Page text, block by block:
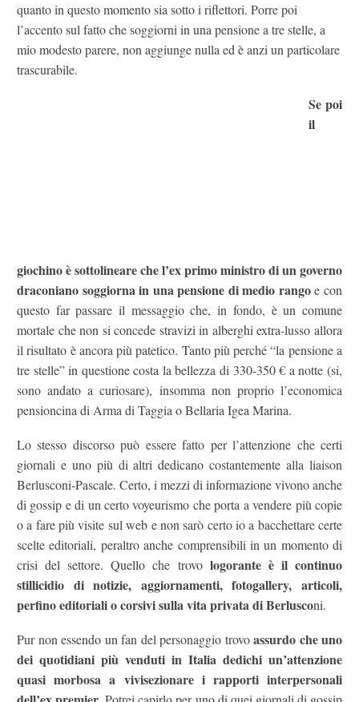
quanto in questo momento sia sotto i riflettori. Porre poi
l’accento sul fatto che soggiorni in una pensione a tre stelle, a
mio modesto parere, non aggiunge nulla ed è anzi un particolare
trascurabile.
Se poi
il
giochino è sottolineare che l’ex primo ministro di un governo
draconiano soggiorna in una pensione di medio rangoe con
questo far passare il messaggio che, in fondo, è un comune
mortale che non si concede stravizi in alberghi extra-lusso allora
il risultato è ancora più patetico. Tanto più perché “la pensione a
tre stelle” in questione costa la bellezza di 330-350 € a notte (si,
sono andato a curiosare), insomma non proprio l’economica
pensioncina di Arma di Taggia o Bellaria Igea Marina.
Lo stesso discorso può essere fatto per l’attenzione che certi
giornali e uno più di altri dedicano costantemente alla liaison
Berlusconi-Pascale. Certo, i mezzi di informazione vivono anche
di gossip e di un certo voyeurismo che porta a vendere più copie
o a fare più visite sul web e non sarò certo io a bacchettare certe
scelte editoriali, peraltro anche comprensibili in un momento di
crisi del settore. Quello che trovo logorante è il continuo
stillicidio di notizie, aggiornamenti, fotogallery, articoli,
perfino editoriali o corsivi sulla vita privata di Berlusconi.
Pur non essendo un fan del personaggio trovoassurdo che uno
dei quotidiani più venduti in Italia dedichi un’attenzione
quasi morbosa a vivisezionare i rapporti interpersonali